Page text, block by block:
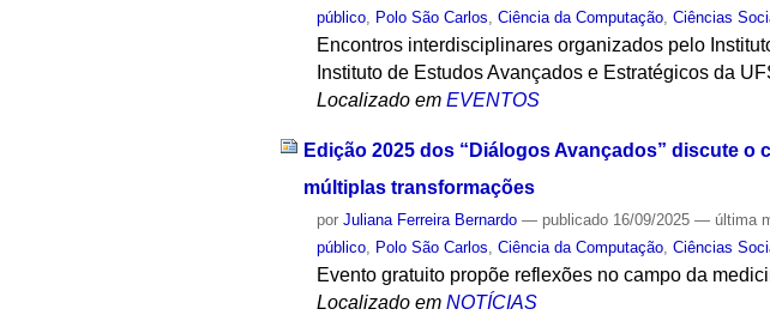
público Polo São Carlos ,Ciência da Computação ,Ciências
Encontros interdisciplinares organizados pelo
Instituto de Estudos Avançados e Estratégicos da
Localizado em EVENTOS
Edição 2025 dos “Diálogos Avançados” discute
múltiplas transformações
porJuliana Ferreira Bernardo — publicado 16/09/2025— última
público, Polo São Carlos,Ciência da Computação,Ciências
Evento gratuito propõe reflexões no campo da
Localizado em NOTÍCIAS